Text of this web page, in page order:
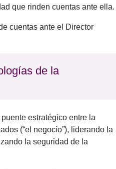
que rinden cuentas ante ella.
cuentas ante el Director
de la
estratégico entre la
(“el negocio”), liderando la
la seguridad de la